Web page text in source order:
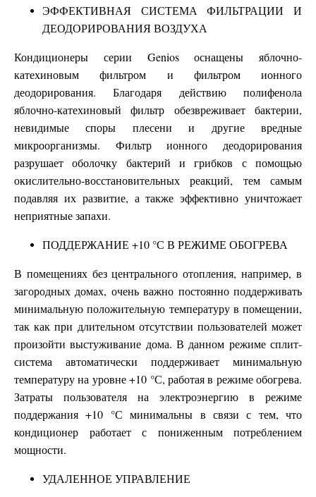
ЭФФЕКТИВНАЯ СИСТЕМА ФИЛЬТРАЦИИ И
ДЕОДОРИРОВАНИЯ ВОЗДУХА
Кондиционеры серии Genios оснащены яблочно-
катехиновым фильтром и фильтром ионного
деодорирования. Благодаря действию полифенола
яблочно-катехиновый фильтр обезвреживает бактерии,
невидимые споры плесени и другие вредные
микроорганизмы. Фильтр ионного деодорирования
разрушает оболочку бактерий и грибков с помощью
окислительно-восстановительных реакций, тем самым
подавляя их развитие, а также эффективно уничтожает
неприятные запахи.
ПОДДЕРЖАНИЕ +10 °С В РЕЖИМЕ ОБОГРЕВА
В помещениях без центрального отопления, например, в
загородных домах, очень важно постоянно поддерживать
минимальную положительную температуру в помещении,
так как при длительном отсутствии пользователей может
произойти выстуживание дома. В данном режиме сплит-
система автоматически поддерживает минимальную
температуру на уровне +10 °С, работая в режиме обогрева.
Затраты пользователя на электроэнергию в режиме
поддержания +10 °С минимальны в связи с тем, что
кондиционер работает с пониженным потреблением
мощности.
УДАЛЕННОЕ УПРАВЛЕНИЕ